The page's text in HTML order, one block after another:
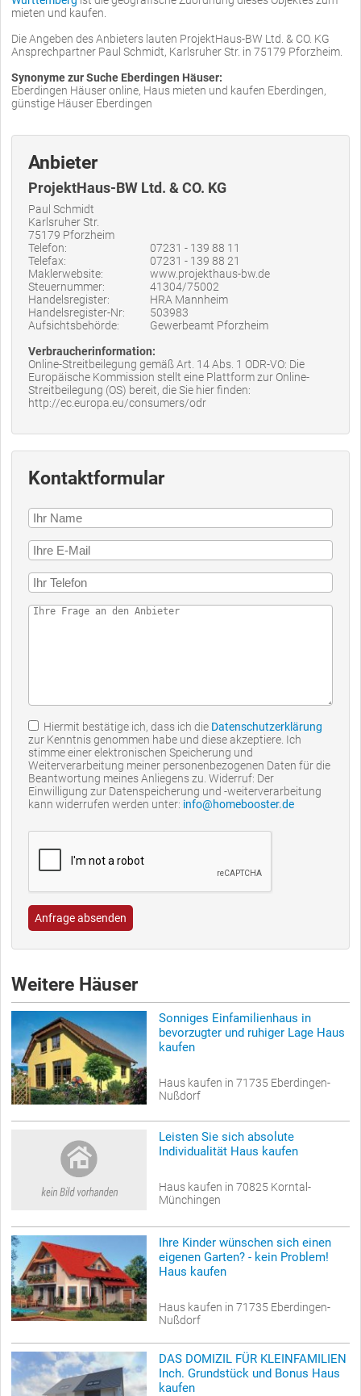
mieten und kaufen.
Die Angeben des Anbieters lauten ProjektHaus-BW Ltd. & CO. KG
Ansprechpartner Paul Schmidt, Karlsruher Str. in 75179 Pforzheim.
Synonyme zur Suche Eberdingen Häuser:
Eberdingen Häuser online, Haus mieten und kaufen Eberdingen,
günstige Häuser Eberdingen
Anbieter
ProjektHaus-BW Ltd. & CO. KG
Paul Schmidt
Karlsruher Str.
75179 Pforzheim
Telefon:
07231 - 139 88 11
Telefax:
07231 - 139 88 21
Maklerwebsite:
www.projekthaus-bw.de
Steuernummer:
41304/75002
Handelsregister:
HRA Mannheim
Handelsregister-Nr:
503983
Aufsichtsbehörde:
Gewerbeamt Pforzheim
Verbraucherinformation:
Online-Streitbeilegung gemäß Art. 14 Abs. 1 ODR-VO: Die
Europäische Kommission stellt eine Plattform zur Online-
Streitbeilegung (OS) bereit, die Sie hier finden:
http://ec.europa.eu/consumers/odr
Kontaktformular
Hiermit bestätige ich, dass ich die Datenschutzerklärung
zur Kenntnis genommen habe und diese akzeptiere. Ich
stimme einer elektronischen Speicherung und
Weiterverarbeitung meiner personenbezogenen Daten für die
Beantwortung meines Anliegens zu. Widerruf: Der
Einwilligung zur Datenspeicherung und -weiterverarbeitung
kann widerrufen werden unter: info@homebooster.de
Anfrage absenden
Weitere Häuser
Sonniges Einfamilienhaus in
bevorzugter und ruhiger Lage Haus
kaufen
Haus kaufen in 71735 Eberdingen-
Nußdorf
Leisten Sie sich absolute
Individualität Haus kaufen
Haus kaufen in 70825 Korntal-
Münchingen
Ihre Kinder wünschen sich einen
eigenen Garten? - kein Problem!
Haus kaufen
Haus kaufen in 71735 Eberdingen-
Nußdorf
DAS DOMIZIL FÜR KLEINFAMILIEN
Inch. Grundstück und Bonus Haus
kaufen